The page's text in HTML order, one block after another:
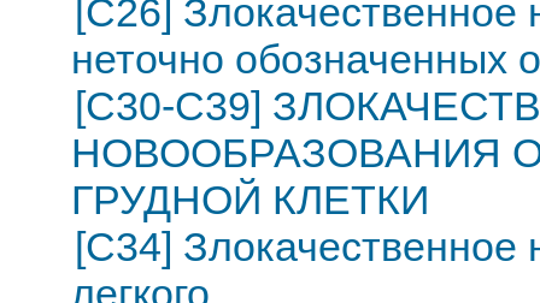
[C26] Злокачественное
неточно обозначенных
[C30-C39]
НОВООБРАЗОВАНИЯ
ГРУДНОЙ КЛЕТКИ
[C34] Злокачественное
легкого